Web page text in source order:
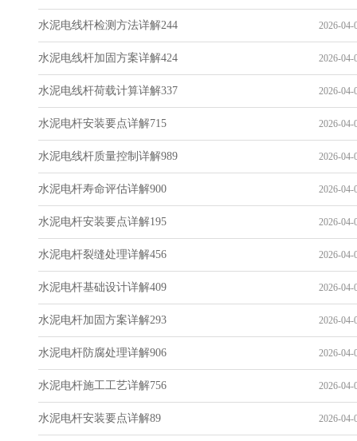
水泥电线杆检测方法详解244 2026-04-
水泥电线杆加固方案详解424 2026-04-
水泥电线杆荷载计算详解337 2026-04-
水泥电杆安装要点详解715 2026-04-
水泥电线杆质量控制详解989 2026-04-
水泥电杆寿命评估详解900 2026-04-
水泥电杆安装要点详解195 2026-04-
水泥电杆裂缝处理详解456 2026-04-
水泥电杆基础设计详解409 2026-04-
水泥电杆加固方案详解293 2026-04-
水泥电杆防腐处理详解906 2026-04-
水泥电杆施工工艺详解756 2026-04-
水泥电杆安装要点详解89 2026-04-